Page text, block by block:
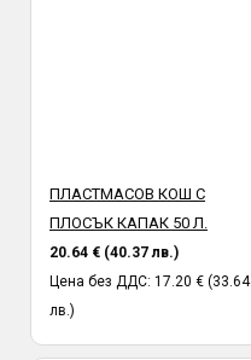
ПЛАСТМАСОВ КОШ С
ПЛОСЪК КАПАК 50 Л.
20.64 € (40.37 лв.)
Цена без ДДС: 17.20 € (33.64
лв.)